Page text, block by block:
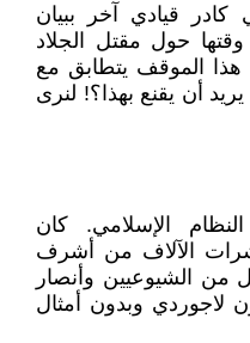
كادر قيادي آخر ببيان
حول مقتل الجلاد
الموقف يتطابق مع
أن يقنع بهذا؟! لنرى
الإسلامي. كان
الآلاف من أشرف
من الشيوعيين وأنصار
لاجوردي وبدون أمثال